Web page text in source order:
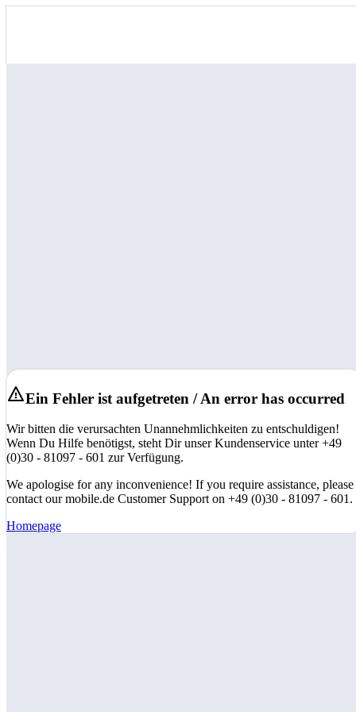
Ein Fehler ist aufgetreten / An error has occurred
Wir bitten die verursachten Unannehmlichkeiten zu entschuldigen!
Wenn Du Hilfe benötigst, steht Dir unser Kundenservice unter +49
(0)30 - 81097 - 601 zur Verfügung.
We apologise for any inconvenience! If you require assistance, please
contact our mobile.de Customer Support on +49 (0)30 - 81097 - 601.
Homepage